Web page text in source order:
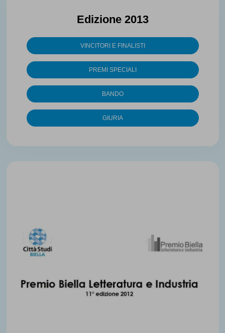
Edizione 2013
VINCITORI E FINALISTI
PREMI SPECIALI
BANDO
GIURIA